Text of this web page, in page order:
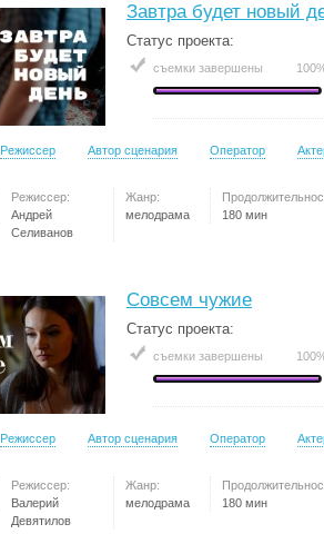
Завтра будет новый
Статус проекта:
съемки завершены
Режиссер Автор сценария Оператор
Режиссер:
Андрей
Селиванов
Жанр:
мелодрама
180 мин
Совсем чужие
Статус проекта:
съемки завершены
Режиссер Автор сценария Оператор
Режиссер:
Валерий
Девятилов
Жанр:
мелодрама
180 мин